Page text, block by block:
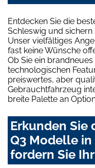
Entdecken Sie die
Schleswig und sichern
Unser vielfältiges
fast keine Wünsche
Ob Sie ein
technologischen
preiswertes, aber
Gebrauchtfahrzeug
breite Palette an
Erkunden Sie
Q3 Modelle
fordern Sie